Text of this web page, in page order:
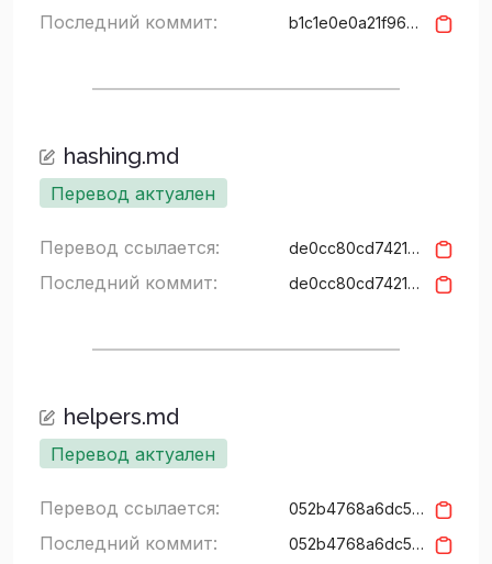
Последний коммит: b1c1e0e0a21f96cbd473274ae08e46e066af5c95
hashing.md
Перевод актуален
Перевод ссылается: de0cc80cd74216e1c7a5ac5d5681165357f865a6
Последний коммит: de0cc80cd74216e1c7a5ac5d5681165357f865a6
helpers.md
Перевод актуален
Перевод ссылается: 052b4768a6dc522cf07d2839e51be0dc341a478c
Последний коммит: 052b4768a6dc522cf07d2839e51be0dc341a478c